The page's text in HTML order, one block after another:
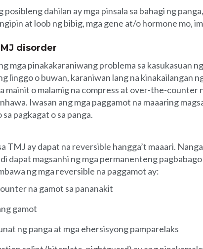
posibleng dahilan ay mga pinsala sa bahagi ng
at loob ng bibig, mga gene at/o hormone mo,
disorder
mga pinakakaraniwang problema sa kasukasuan
linggo o buwan, karaniwan lang na kinakailangan
mainit o malamig na compress at over-the-counter
Iwasan ang mga paggamot na maaaring
pagkagat o sa panga.
TMJ ay dapat na reversible hangga’t maaari.
dapat magsanhi ng mga permanenteng pagbabago
ng mga reversible na paggamot ay:
na gamot sa pananakit
gamot
ng panga at mga ehersisyong pamparelaks